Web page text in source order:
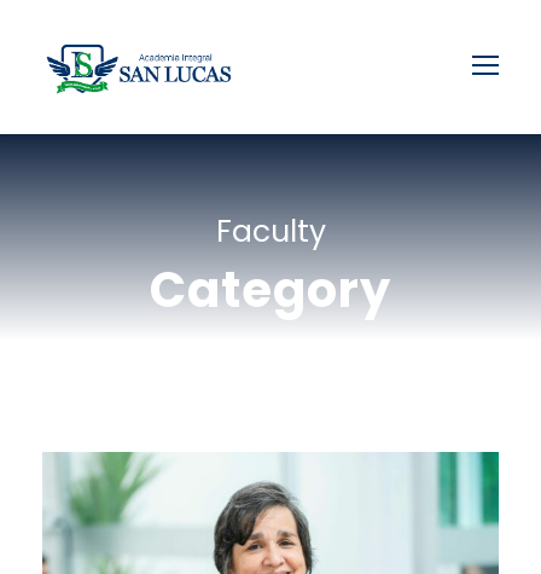
Faculty
Category